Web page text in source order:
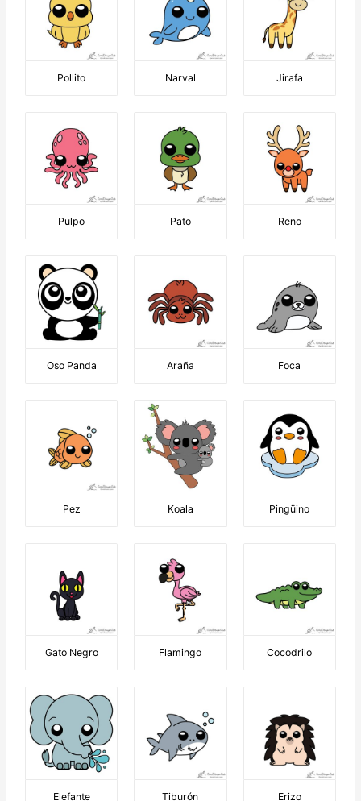
Pollito Narval Jirafa
Pulpo Pato Reno
Oso Panda Araña Foca
Pez Koala Pingüino
Gato Negro Flamingo Cocodrilo
Elefante Tiburón Erizo